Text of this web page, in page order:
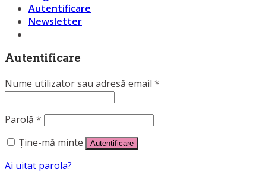
Autentificare
Newsletter
Autentificare
Nume utilizator sau adresă email *
Parolă *
Ține-mă minte
Autentificare
Ai uitat parola?